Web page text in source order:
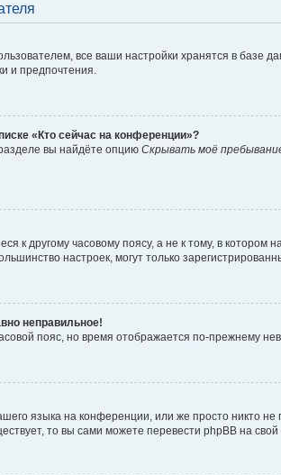
все ваши настройки хранятся в
и предпочтения.
«Кто сейчас на конференции»?
вы найдёте опцию Скрывать моё
к другому часовому поясу, а не к тому, в котором
настроек, могут только
неправильное!
пояс, но время отображается по-прежнему
языка на конференции, или же просто никто
то вы сами можете перевести phpBB на